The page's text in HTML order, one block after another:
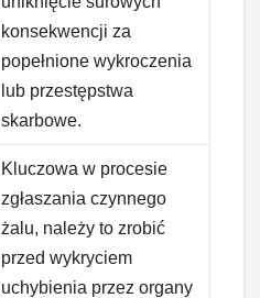
konsekwencji za
popełnione wykroczenia
lub przestępstwa
skarbowe.
Kluczowa w procesie
zgłaszania czynnego
żalu, należy to zrobić
przed wykryciem
uchybienia przez organy